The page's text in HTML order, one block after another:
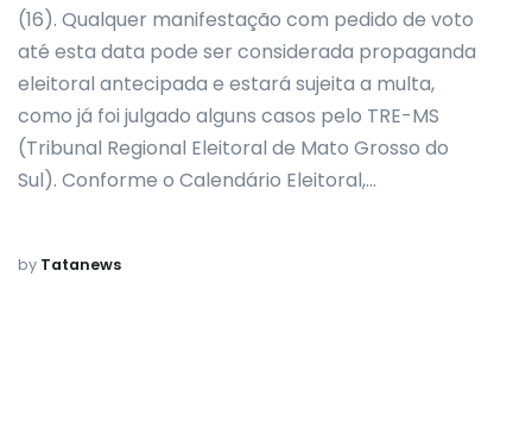
(16). Qualquer manifestação com pedido de voto
até esta data pode ser considerada propaganda
eleitoral antecipada e estará sujeita a multa,
como já foi julgado alguns casos pelo TRE-MS
(Tribunal Regional Eleitoral de Mato Grosso do
Sul). Conforme o Calendário Eleitoral,…
by Tatanews